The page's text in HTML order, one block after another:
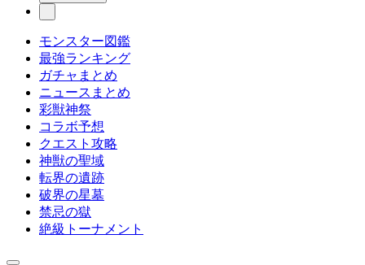
モンスター図鑑
最強ランキング
ガチャまとめ
ニュースまとめ
彩獣神祭
コラボ予想
クエスト攻略
神獣の聖域
転界の遺跡
破界の星墓
禁忌の獄
絶級トーナメント